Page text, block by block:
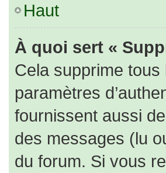
Haut
À quoi sert «
Cela supprime
paramètres
fournissent aussi
des messages (lu
du forum. Si vous